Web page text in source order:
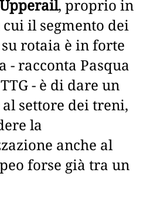
Upperail, proprio in
il segmento dei
rotaia è in forte
- racconta Pasqua
- è di dare un
settore dei treni,
la
anche al
forse già tra un